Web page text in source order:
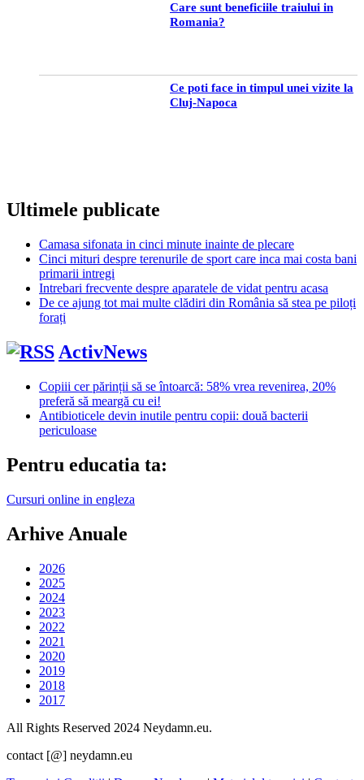
Care sunt beneficiile traiului in
Romania?
Ce poti face in timpul unei vizite la
Cluj-Napoca
Ultimele publicate
Camasa sifonata in cinci minute inainte de plecare
Cinci mituri despre terenurile de sport care inca mai costa bani
primarii intregi
Intrebari frecvente despre aparatele de vidat pentru acasa
De ce ajung tot mai multe clădiri din România să stea pe piloți
forați
ActivNews
Copiii cer părinții să se întoarcă: 58% vrea revenirea, 20%
preferă să meargă cu ei!
Antibioticele devin inutile pentru copii: două bacterii
periculoase
Pentru educatia ta:
Cursuri online in engleza
Arhive Anuale
2026
2025
2024
2023
2022
2021
2020
2019
2018
2017
All Rights Reserved 2024 Neydamn.eu.
contact [@] neydamn.eu